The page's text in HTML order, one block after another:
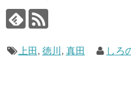
上田 , 徳川 , 真田 しろ